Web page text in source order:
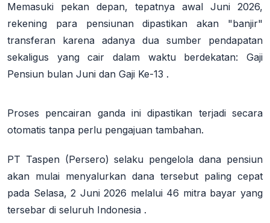
Memasuki pekan depan, tepatnya awal Juni 2026,
rekening para pensiunan dipastikan akan "banjir"
transferan karena adanya dua sumber pendapatan
sekaligus yang cair dalam waktu berdekatan: Gaji
Pensiun bulan Juni dan Gaji Ke-13 .
Proses pencairan ganda ini dipastikan terjadi secara
otomatis tanpa perlu pengajuan tambahan.
PT Taspen (Persero) selaku pengelola dana pensiun
akan mulai menyalurkan dana tersebut paling cepat
pada Selasa, 2 Juni 2026 melalui 46 mitra bayar yang
tersebar di seluruh Indonesia .